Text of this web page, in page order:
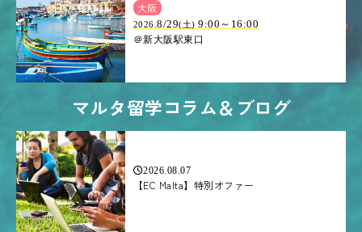
大阪
2026.8/29(土) 9:00～16:00
＠新大阪駅東口
マルタ留学コラム＆ブログ
2026.08.07
【EC Malta】特別オファー